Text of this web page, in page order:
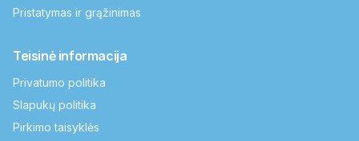
Pristatymas ir grąžinimas
Teisinė informacija
Privatumo politika
Slapukų politika
Pirkimo taisyklės